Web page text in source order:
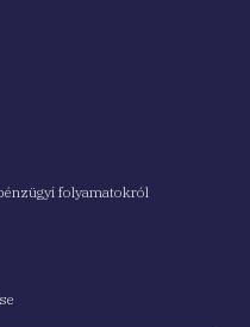
folyamatokról